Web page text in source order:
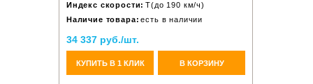
Индекс скорости: T(до 190 км/ч)
Наличие товара: есть в наличии
34 337 руб./шт.
КУПИТЬ В 1 КЛИК В КОРЗИНУ